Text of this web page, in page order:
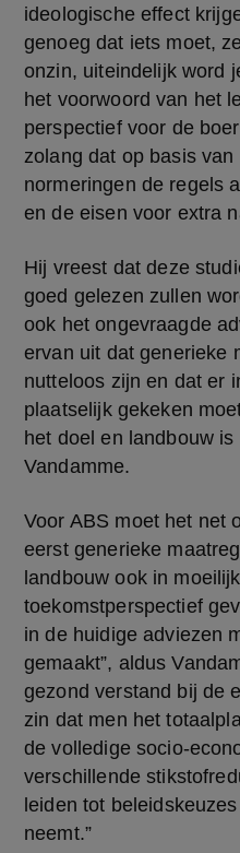
ideologische effect
genoeg dat iets moet,
onzin, uiteindelijk word
het voorwoord van het
perspectief voor de
zolang dat op basis van
normeringen de regels
en de eisen voor extra
Hij vreest dat deze
goed gelezen zullen
ook het ongevraagde
ervan uit dat generieke
nutteloos zijn en dat er
plaatselijk gekeken
het doel en landbouw is
Vandamme.
Voor ABS moet het net
eerst generieke
landbouw ook in
toekomstperspectief
in de huidige adviezen
gemaakt”, aldus
gezond verstand bij de
zin dat men het
de volledige socio-
verschillende
leiden tot
neemt.”